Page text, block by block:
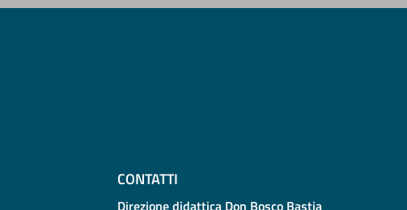
CONTATTI
Direzione didattica Don Bosco Bastia